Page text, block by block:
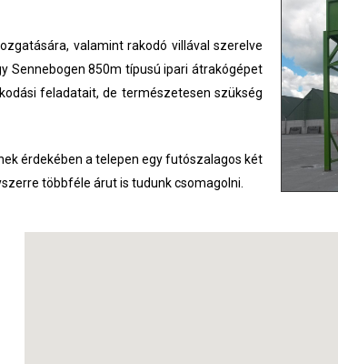
valamint rakodó villával szerelve
Sennebogen 850m típusú ipari átrakógépet
feladatait, de természetesen szükség
érdekében a telepen egy futószalagos két
többféle árut is tudunk csomagolni.